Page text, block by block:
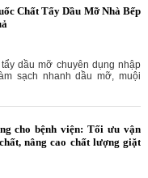
Chất Tẩy Dầu Mỡ Nhà Bếp
dầu mỡ chuyên dụng nhập
sạch nhanh dầu mỡ, muội
cho bệnh viện: Tối ưu vận
nâng cao chất lượng giặt